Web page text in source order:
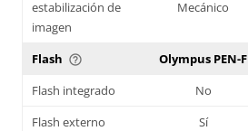
estabilización de
imagen
Mecánico
Flash help_outline Olympus PEN-F
Flash integrado
No
Flash externo
Sí